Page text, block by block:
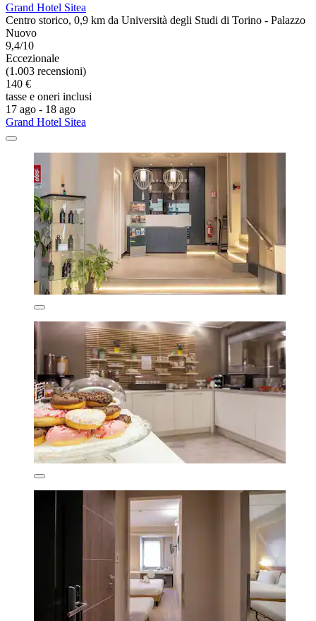
Grand Hotel Sitea
Centro storico, 0,9 km da Università degli Studi di Torino - Palazzo
Nuovo
9,4/10
Eccezionale
(1.003 recensioni)
140 €
tasse e oneri inclusi
17 ago - 18 ago
Grand Hotel Sitea